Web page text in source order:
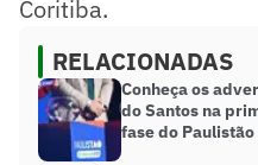
Coritiba.
RELACIONADAS
Conheça os
do Santos na
fase do Paulistão